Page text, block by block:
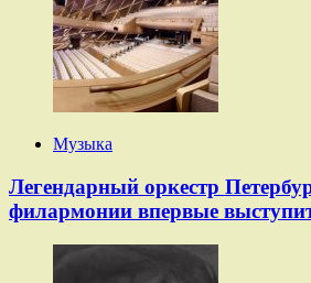
Музыка
Легендарный оркестр
филармонии впервые